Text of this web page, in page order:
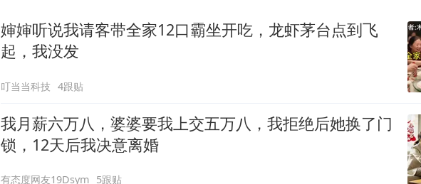
婶婶听说我请客带全家12口霸坐开吃，龙虾茅台点到飞
起，我没发
叮当当科技 4跟贴
我月薪六万八，婆婆要我上交五万八，我拒绝后她换了门
锁，12天后我决意离婚
有态度网友19Dsym 5跟贴